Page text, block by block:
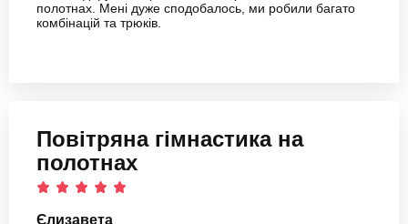
полотнах. Мені дуже сподобалось, ми робили багато
комбінацій та трюків.
Повітряна гімнастика на
полотнах
Єлизавета